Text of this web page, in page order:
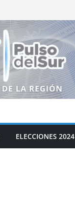
ELECCIONES 2024